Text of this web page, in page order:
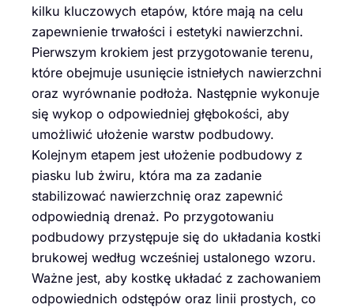
kilku kluczowych etapów, które mają na celu
zapewnienie trwałości i estetyki nawierzchni.
Pierwszym krokiem jest przygotowanie terenu,
które obejmuje usunięcie istniełych nawierzchni
oraz wyrównanie podłoża. Następnie wykonuje
się wykop o odpowiedniej głębokości, aby
umożliwić ułożenie warstw podbudowy.
Kolejnym etapem jest ułożenie podbudowy z
piasku lub żwiru, która ma za zadanie
stabilizować nawierzchnię oraz zapewnić
odpowiednią drenaż. Po przygotowaniu
podbudowy przystępuje się do układania kostki
brukowej według wcześniej ustalonego wzoru.
Ważne jest, aby kostkę układać z zachowaniem
odpowiednich odstępów oraz linii prostych, co